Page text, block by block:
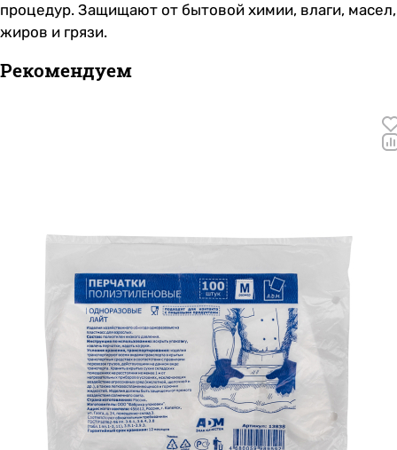
процедур. Защищают от бытовой химии, влаги, масел,
жиров и грязи.
Рекомендуем